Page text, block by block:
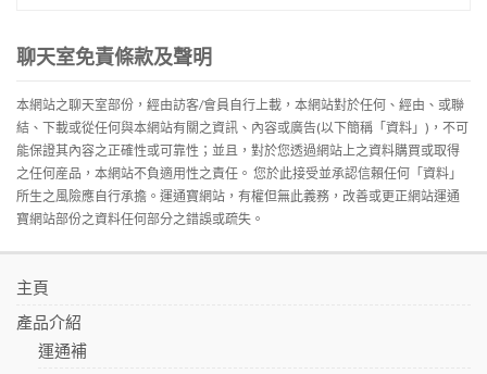
聊天室免責條款及聲明
本網站之聊天室部份，經由訪客/會員自行上載，本網站對於任何、經由、或聯
結、下載或從任何與本網站有關之資訊、內容或廣告(以下簡稱「資料」)，不可
能保證其內容之正確性或可靠性；並且，對於您透過網站上之資料購買或取得
之任何産品，本網站不負適用性之責任。 您於此接受並承認信賴任何「資料」
所生之風險應自行承擔。運通寶網站，有權但無此義務，改善或更正網站運通
寶網站部份之資料任何部分之錯誤或疏失。
主頁
產品介紹
運通補